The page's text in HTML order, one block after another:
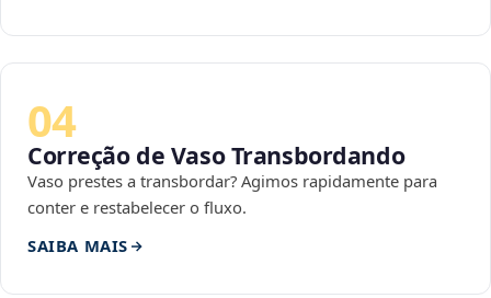
04
Correção de Vaso Transbordando
Vaso prestes a transbordar? Agimos rapidamente para
conter e restabelecer o fluxo.
SAIBA MAIS